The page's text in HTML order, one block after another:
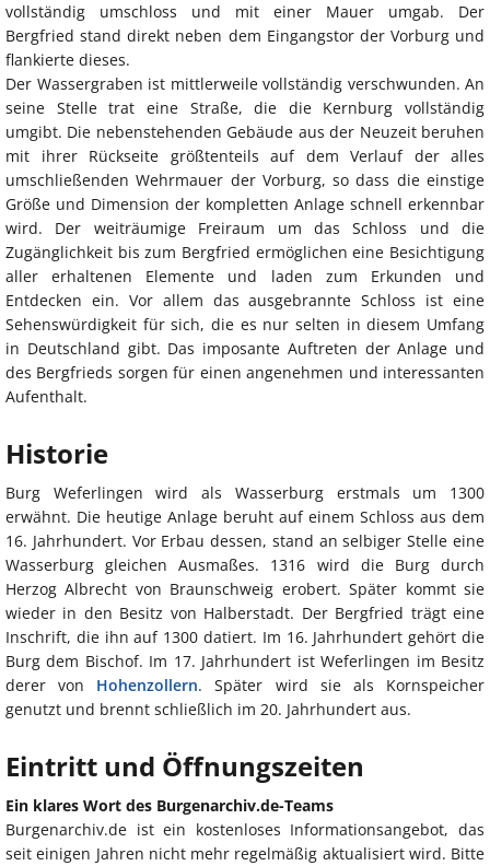
vollständig umschloss und mit einer Mauer umgab. Der
Bergfried stand direkt neben dem Eingangstor der Vorburg und
flankierte dieses.
Der Wassergraben ist mittlerweile vollständig verschwunden. An
seine Stelle trat eine Straße, die die Kernburg vollständig
umgibt. Die nebenstehenden Gebäude aus der Neuzeit beruhen
mit ihrer Rückseite größtenteils auf dem Verlauf der alles
umschließenden Wehrmauer der Vorburg, so dass die einstige
Größe und Dimension der kompletten Anlage schnell erkennbar
wird. Der weiträumige Freiraum um das Schloss und die
Zugänglichkeit bis zum Bergfried ermöglichen eine Besichtigung
aller erhaltenen Elemente und laden zum Erkunden und
Entdecken ein. Vor allem das ausgebrannte Schloss ist eine
Sehenswürdigkeit für sich, die es nur selten in diesem Umfang
in Deutschland gibt. Das imposante Auftreten der Anlage und
des Bergfrieds sorgen für einen angenehmen und interessanten
Aufenthalt.
Historie
Burg Weferlingen wird als Wasserburg erstmals um 1300
erwähnt. Die heutige Anlage beruht auf einem Schloss aus dem
16. Jahrhundert. Vor Erbau dessen, stand an selbiger Stelle eine
Wasserburg gleichen Ausmaßes. 1316 wird die Burg durch
Herzog Albrecht von Braunschweig erobert. Später kommt sie
wieder in den Besitz von Halberstadt. Der Bergfried trägt eine
Inschrift, die ihn auf 1300 datiert. Im 16. Jahrhundert gehört die
Burg dem Bischof. Im 17. Jahrhundert ist Weferlingen im Besitz
derer von Hohenzollern. Später wird sie als Kornspeicher
genutzt und brennt schließlich im 20. Jahrhundert aus.
Eintritt und Öffnungszeiten
Ein klares Wort des Burgenarchiv.de-Teams
Burgenarchiv.de ist ein kostenloses Informationsangebot, das
seit einigen Jahren nicht mehr regelmäßig aktualisiert wird. Bitte